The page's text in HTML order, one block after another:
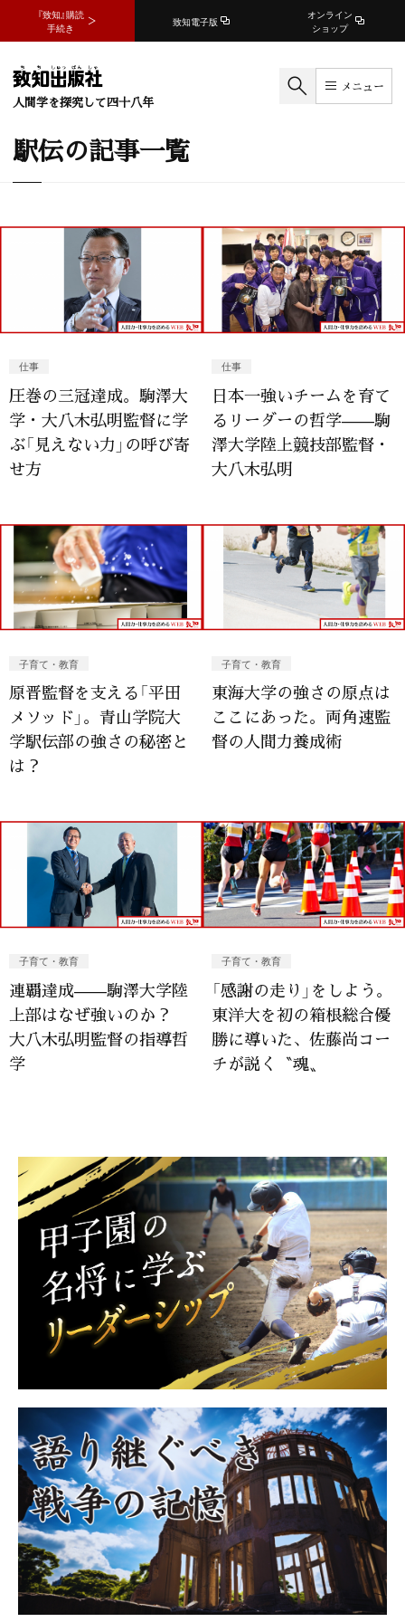
『致知』購読
手続き
致知電子版
オンライン
ショップ
人間学を探究して四十八年
メニュー
駅伝の記事一覧
仕事
圧巻の三冠達成。駒澤大
学・大八木弘明監督に学
ぶ「見えない力」の呼び寄
せ方
仕事
日本一強いチームを育て
るリーダーの哲学——駒
澤大学陸上競技部監督・
大八木弘明
子育て・教育
原晋監督を支える「平田
メソッド」。青山学院大
学駅伝部の強さの秘密と
は？
子育て・教育
東海大学の強さの原点は
ここにあった。両角速監
督の人間力養成術
子育て・教育
連覇達成——駒澤大学陸
上部はなぜ強いのか？
大八木弘明監督の指導哲
学
子育て・教育
「感謝の走り」をしよう。
東洋大を初の箱根総合優
勝に導いた、佐藤尚コー
チが説く〝魂〟